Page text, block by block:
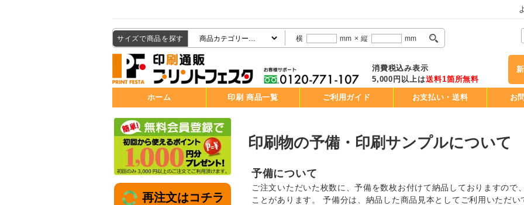
サイズで商品を探す 横 mm × 縦 mm
消費税込み表示
5,000円以上は送料1箇所無料
ホーム 印刷 商品一覧 ご利用ガイド お支払い・送料 お
再注文はコチラ
印刷物の予備・印刷サンプルについて
予備について
ご注文いただいた枚数に、予備を数枚お付けて納品しておりますので
ことがあります。 予備分は、納品した商品見本としてご利用いただい